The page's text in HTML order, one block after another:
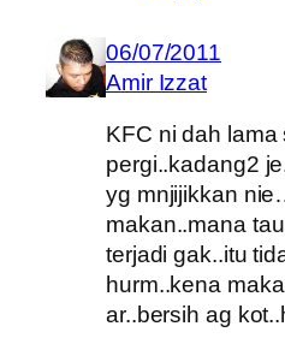
06/07/2011
Amir Izzat
KFC ni dah lama
pergi..kadang2
yg mnjijikkan
makan..mana
terjadi gak..itu
hurm..kena
ar..bersih ag